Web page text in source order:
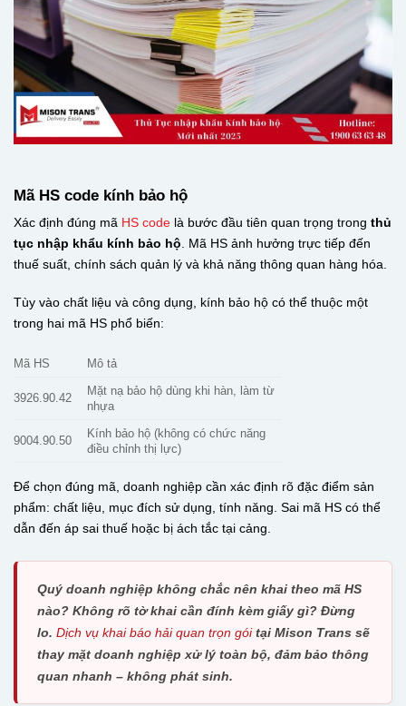
Mã HS code kính bảo hộ
Xác định đúng mã HS code là bước đầu tiên quan trọng trong thủ
tục nhập khẩu kính bảo hộ . Mã HS ảnh hưởng trực tiếp đến
thuế suất, chính sách quản lý và khả năng thông quan hàng hóa.
Tùy vào chất liệu và công dụng, kính bảo hộ có thể thuộc một
trong hai mã HS phổ biến:
Mã HS Mô tả
3926.90.42
Mặt nạ bảo hộ dùng khi hàn, làm từ
nhựa
9004.90.50
Kính bảo hộ (không có chức năng
điều chỉnh thị lực)
Để chọn đúng mã, doanh nghiệp cần xác định rõ đặc điểm sản
phẩm: chất liệu, mục đích sử dụng, tính năng. Sai mã HS có thể
dẫn đến áp sai thuế hoặc bị ách tắc tại cảng.
Quý doanh nghiệp không chắc nên khai theo mã HS
nào? Không rõ tờ khai cần đính kèm giấy gì? Đừng
lo. Dịch vụ khai báo hải quan trọn góitại Mison Trans sẽ
thay mặt doanh nghiệp xử lý toàn bộ, đảm bảo thông
quan nhanh – không phát sinh.